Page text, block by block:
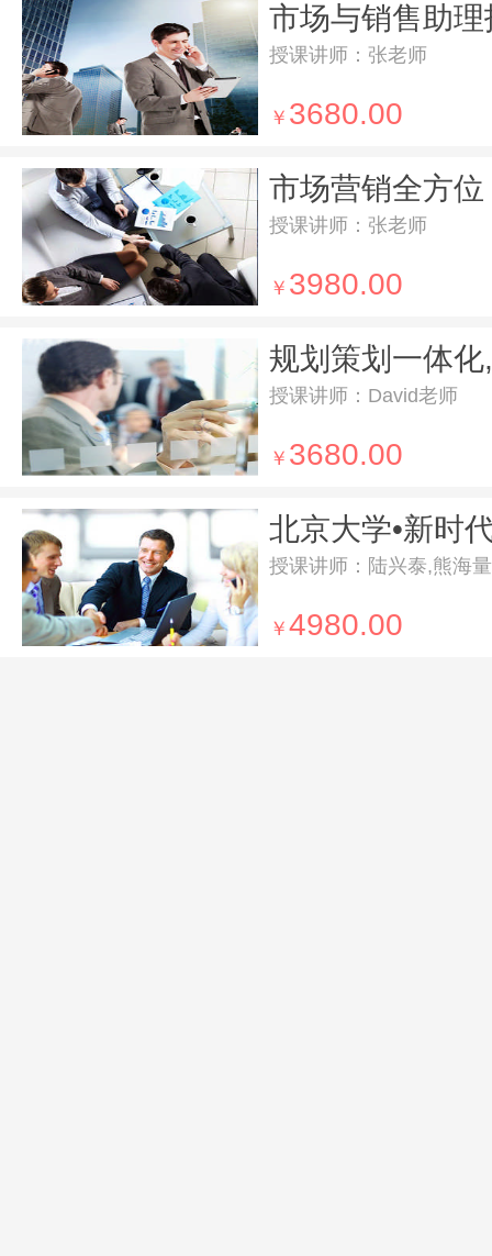
市场与销售助
授课讲师：张老师
￥ 3680.00
市场营销全方位
授课讲师：张老师
￥ 3980.00
授课讲师：David老师
￥ 3680.00
授课讲师：陆兴泰,熊海量
￥ 4980.00